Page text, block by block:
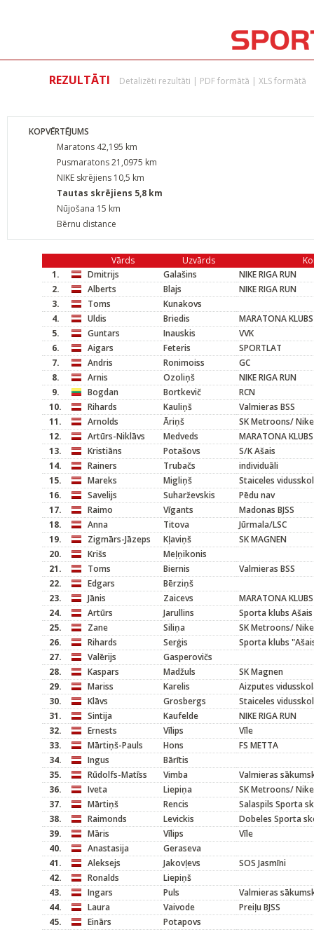
REZULTĀTI Detalizēti rezultāti | PDF formātā | XLS formātā
KOPVĒRTĒJUMS
Maratons 42,195 km
Pusmaratons 21,0975 km
NIKE skrējiens 10,5 km
Tautas skrējiens 5,8 km
Nūjošana 15 km
Bērnu distance
Vārds Uzvārds
1.
Dmitrijs Galašins
NIKE RIGA RUN
2.
Alberts Blajs
NIKE RIGA RUN
3.
Toms
Kunakovs
4.
Uldis Briedis
MARATONA KLUBS
5.
Guntars Inauskis
VVK
6.
Aigars Feteris
SPORTLAT
7.
Andris Ronimoiss
GC
8.
Arnis Ozoliņš
NIKE RIGA RUN
9.
Bogdan Bortkevič
RCN
10.
Rihards Kauliņš
Valmieras BSS
11.
Arnolds Āriņš
SK Metroons/
12.
Artūrs-Niklāvs Medveds
MARATONA KLUBS
13.
Kristiāns Potašovs
S/K Ašais
14.
Rainers Trubačs
individuāli
15.
Mareks Migliņš
Staiceles
16.
Savelijs Suharževskis
Pēdu nav
17.
Raimo Vīgants
Madonas BJSS
18.
Anna Titova
Jūrmala/LSC
19.
Zigmārs-Jāzeps Kļaviņš
SK MAGNEN
20.
Krišs
Meļņikonis
21.
Toms Biernis
Valmieras BSS
22.
Edgars
Bērziņš
23.
Jānis Zaicevs
MARATONA KLUBS
24.
Artūrs Jarullins
Sporta klubs Ašais
25.
Zane Siliņa
SK Metroons/
26.
Rihards Serģis
Sporta klubs
27.
Valērijs
Gasperovičs
28.
Kaspars Madžuls
SK Magnen
29.
Mariss Karelis
Aizputes
30.
Klāvs Grosbergs
Staiceles
31.
Sintija Kaufelde
NIKE RIGA RUN
32.
Ernests Vīlips
Vīle
33.
Mārtiņš-Pauls Hons
FS METTA
34.
Ingus
Bārītis
35.
Rūdolfs-Matīss Vimba
Valmieras
36.
Iveta Liepiņa
SK Metroons/
37.
Mārtiņš Rencis
Salaspils Sporta
38.
Raimonds Levickis
Dobeles Sporta
39.
Māris Vīlips
Vīle
40.
Anastasija
Geraseva
41.
Aleksejs Jakovļevs
SOS Jasmīni
42.
Ronalds
Liepiņš
43.
Ingars Puls
Valmieras
44.
Laura Vaivode
Preiļu BJSS
45.
Einārs
Potapovs